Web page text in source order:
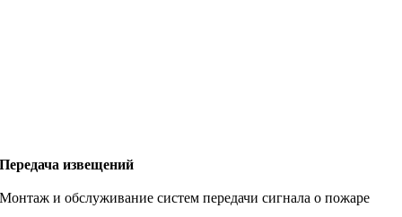
Передача извещений
Монтаж и обслуживание систем передачи сигнала о пожаре